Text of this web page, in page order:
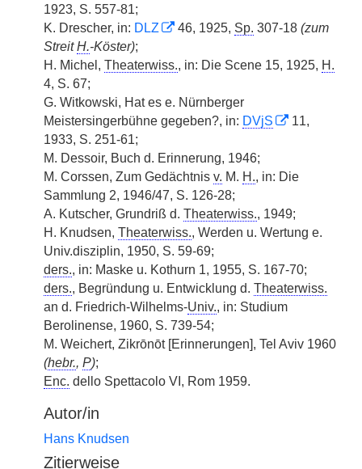
1923, S. 557-81;
K. Drescher, in: DLZ 46, 1925, Sp. 307-18 (zum
StreitH.-Köster);
H. Michel, Theaterwiss., in: Die Scene 15, 1925, H.
4, S. 67;
G. Witkowski, Hat es e. Nürnberger
Meistersingerbühne gegeben?, in: DVjS
11,
1933, S. 251-61;
M. Dessoir, Buch d. Erinnerung, 1946;
M. Corssen, Zum Gedächtnis v. M. H., in: Die
Sammlung 2, 1946/47, S. 126-28;
A. Kutscher, Grundriß d. Theaterwiss., 1949;
H. Knudsen, Theaterwiss., Werden u. Wertung e.
Univ.disziplin, 1950, S. 59-69;
ders., in: Maske u. Kothurn 1, 1955, S. 167-70;
ders., Begründung u. Entwicklung d. Theaterwiss.
an d. Friedrich-Wilhelms-Univ., in: Studium
Berolinense, 1960, S. 739-54;
M. Weichert, Zikrōnōt [Erinnerungen], Tel Aviv 1960
(hebr., P);
Enc. dello Spettacolo VI, Rom 1959.
Autor/in
Hans Knudsen
Zitierweise